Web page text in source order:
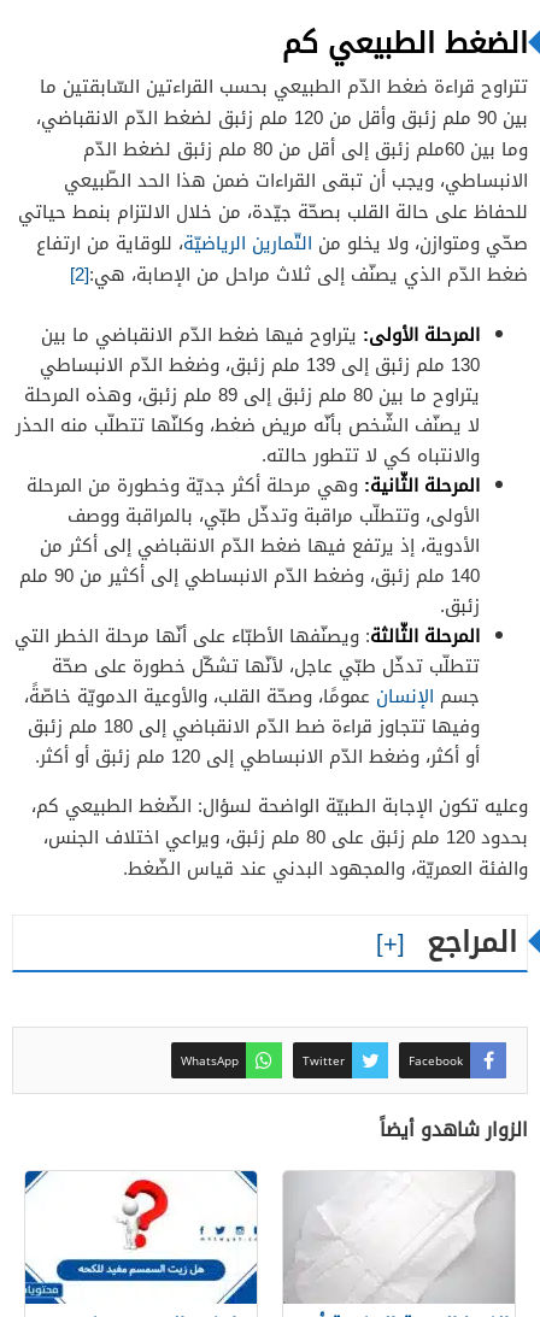
الضغط الطبيعي كم
تتراوح قراءة ضغط الدّم الطبيعي بحسب القراءتين السّابقتين ما
بين 90 ملم زئبق وأقل من 120 ملم زئبق لضغط الدّم الانقباضي،
وما بين 60ملم زئبق إلى أقل من 80 ملم زئبق لضغط الدّم
الانبساطي، ويجب أن تبقى القراءات ضمن هذا الحد الطّبيعي
للحفاظ على حالة القلب بصحّة جيّدة، من خلال الالتزام بنمط حياتي
صحّي ومتوازن، ولا يخلو من التّمارين الرياضيّة، للوقاية من ارتفاع
ضغط الدّم الذي يصنّف إلى ثلاث مراحل من الإصابة، هي:[2]
المرحلة الأولى: يتراوح فيها ضغط الدّم الانقباضي ما بين
130 ملم زئبق إلى 139 ملم زئبق، وضغط الدّم الانبساطي
يتراوح ما بين 80 ملم زئبق إلى 89 ملم زئبق، وهذه المرحلة
لا يصنّف الشّخص بأنّه مريض ضغط، وكلنّها تتطلّب منه الحذر
والانتباه كي لا تتطور حالته.
المرحلة الثّانية: وهي مرحلة أكثر جديّة وخطورة من المرحلة
الأولى، وتتطلّب مراقبة وتدخّل طبّي، بالمراقبة ووصف
الأدوية، إذ يرتفع فيها ضغط الدّم الانقباضي إلى أكثر من
140 ملم زئبق، وضغط الدّم الانبساطي إلى أكثير من 90 ملم
زئبق.
المرحلة الثّالثة: ويصنّفها الأطبّاء على أنّها مرحلة الخطر التي
تتطلّب تدخّل طبّي عاجل، لأنّها تشكّل خطورة على صحّة
جسم الإنسان عمومًا، وصحّة القلب، والأوعية الدمويّة خاصّةً،
وفيها تتجاوز قراءة ضط الدّم الانقباضي إلى 180 ملم زئبق
أو أكثر، وضغط الدّم الانبساطي إلى 120 ملم زئبق أو أكثر.
وعليه تكون الإجابة الطبيّة الواضحة لسؤال: الضّغط الطبيعي كم،
بحدود 120 ملم زئبق على 80 ملم زئبق، ويراعي اختلاف الجنس،
والفئة العمريّة، والمجهود البدني عند قياس الضّغط.
المراجع
Facebook
Twitter
WhatsApp
الزوار شاهدو أيضاً